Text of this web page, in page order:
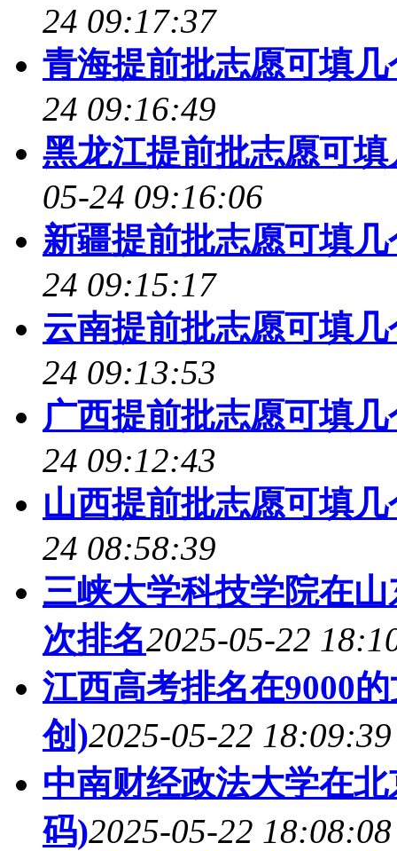
24 09:17:37
青海提前批志愿可填
24 09:16:49
黑龙江提前批志愿可
05-24 09:16:06
新疆提前批志愿可填
24 09:15:17
云南提前批志愿可填
24 09:13:53
广西提前批志愿可填
24 09:12:43
山西提前批志愿可填
24 08:58:39
三峡大学科技学院在
次排名2025-05-22
江西高考排名在9000
创)2025-05-22 18:09:39
中南财经政法大学在
码)2025-05-22 18:08:08